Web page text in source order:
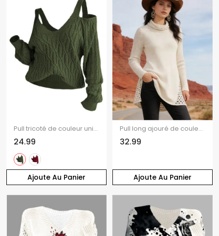
Ajoute Au Panier
Pull tricoté de couleur unie, haut à épaules dénudées et manches lanternes
24.99
Ajoute Au Panier
Pull long ajouré de couleur unie Pull à col bénitier et manches longues
32.99